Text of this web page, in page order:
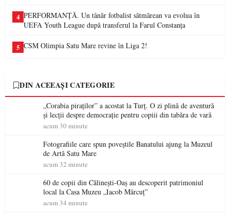
4 PERFORMANȚĂ. Un tânăr fotbalist sătmărean va evolua în
UEFA Youth League după transferul la Farul Constanța
5 CSM Olimpia Satu Mare revine în Liga 2!
DIN ACEEAȘI CATEGORIE
„Corabia piraților” a acostat la Turț. O zi plină de aventură
și lecții despre democrație pentru copiii din tabăra de vară
acum 30 minute
Fotografiile care spun poveștile Banatului ajung la Muzeul
de Artă Satu Mare
acum 32 minute
60 de copii din Călinești-Oaș au descoperit patrimoniul
local la Casa Muzeu „Iacob Mărcuț”
acum 34 minute